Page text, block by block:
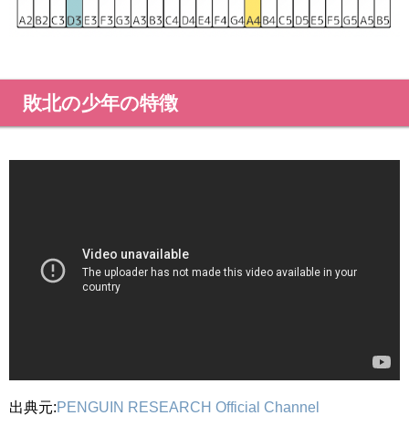
敗北の少年の特徴
出典元:PENGUIN RESEARCH Official Channel